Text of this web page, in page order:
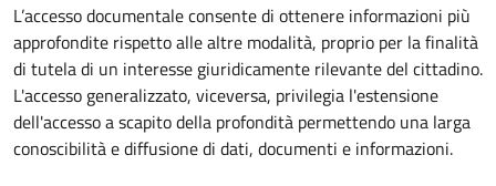
L’accesso documentale consente di ottenere informazioni più
approfondite rispetto alle altre modalità, proprio per la finalità
di tutela di un interesse giuridicamente rilevante del cittadino.
L'accesso generalizzato, viceversa, privilegia l'estensione
dell'accesso a scapito della profondità permettendo una larga
conoscibilità e diffusione di dati, documenti e informazioni.